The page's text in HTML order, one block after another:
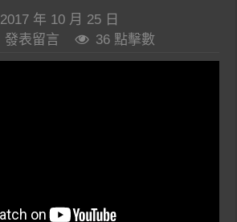
2017 年 10 月 25 日
發表留言 36 點擊數